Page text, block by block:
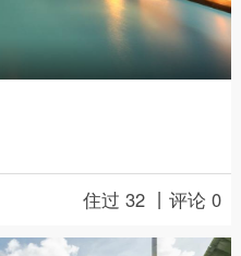
住过 32 丨评论 0